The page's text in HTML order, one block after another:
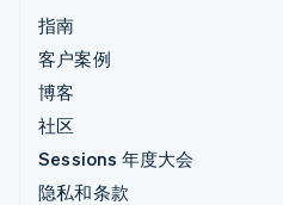
指南
客户案例
博客
社区
Sessions 年度大会
隐私和条款